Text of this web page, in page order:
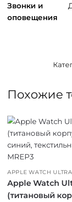
Звонки и
оповещения
Похожие
APPLE WATCH
Apple Watch
(титановый